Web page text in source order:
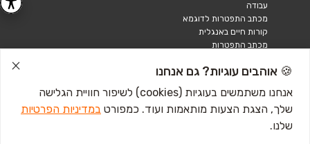
עבודה
מכתב התפטרות לדוגמא
קורות חיים באנגלית
מכתב התפטרות
🍪 אוהבים עוגיות? גם אנחנו
אנחנו משתמשים בעוגיות (cookies) לשיפור חוויית הגלישה
שלך, הצגת הצעות מותאמות ועוד. כמפורט במדיניות הפרטיות
שלנו.